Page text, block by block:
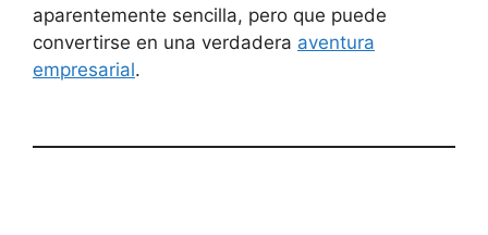
aparentemente sencilla, pero que puede
convertirse en una verdadera aventura
empresarial.